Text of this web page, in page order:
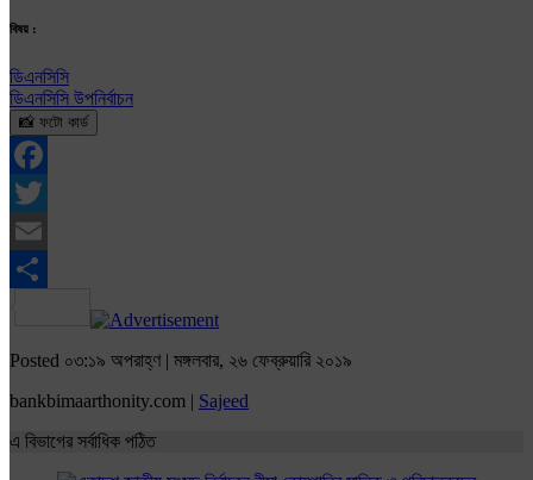
বিষয় :
ডিএনসিসি
ডিএনসিসি উপনির্বাচন
📸 ফটো কার্ড
Facebook
Twitter
Email
Share
Posted ০৩:১৯ অপরাহ্ণ | মঙ্গলবার, ২৬ ফেব্রুয়ারি ২০১৯
bankbimaarthonity.com | Sajeed
এ বিভাগের সর্বাধিক পঠিত